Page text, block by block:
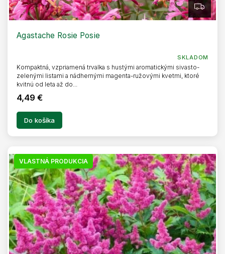
Z
D
Agastache Rosie Posie
SKLADOM
4,49 €
Do košíka
Kompaktná, vzpriamená trvalka s hustými aromatickými sivasto-
zelenými listami a nádhernými magenta-ružovými kvetmi, ktoré
kvitnú od leta až do...
VLASTNÁ PRODUKCIA